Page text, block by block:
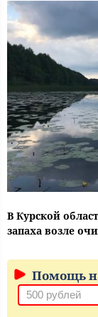
В Курской
запаха возле
Помощь